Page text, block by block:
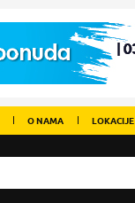
O NAMA LOKACIJE